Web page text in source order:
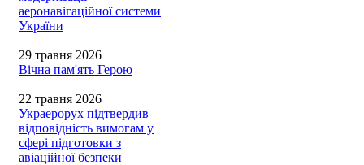
аеронавігаційної системи
України
29 травня 2026
Вічна пам'ять Герою
22 травня 2026
Украерорух підтвердив
відповідність вимогам у
сфері підготовки з
авіаційної безпеки